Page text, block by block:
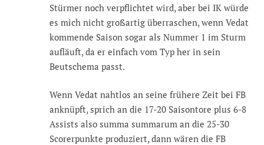
Stürmer noch verpflichtet wird, aber bei IK würde
es mich nicht großartig überraschen, wenn Vedat
kommende Saison sogar als Nummer 1 im Sturm
aufläuft, da er einfach vom Typ her in sein
Beutschema passt.
Wenn Vedat nahtlos an seine frühere Zeit bei FB
anknüpft, sprich an die 17-20 Saisontore plus 6-8
Assists also summa summarum an die 25-30
Scorerpunkte produziert, dann wären die FB